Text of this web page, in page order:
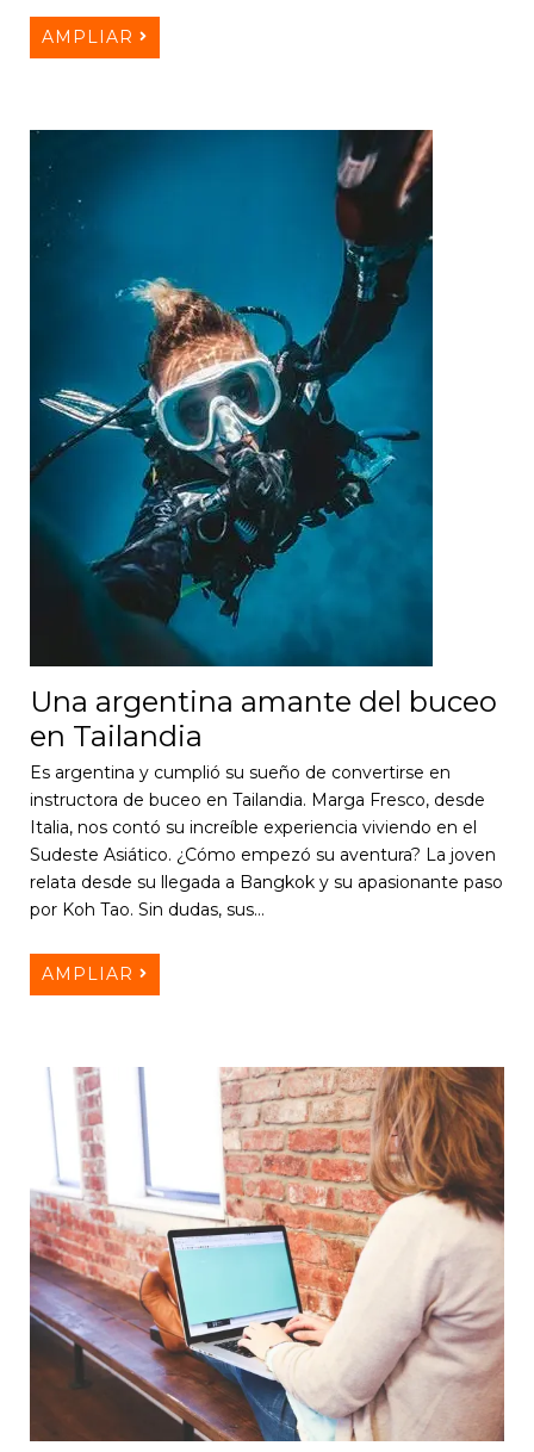
AMPLIAR
Una argentina amante del buceo
en Tailandia
Es argentina y cumplió su sueño de convertirse en
instructora de buceo en Tailandia. Marga Fresco, desde
Italia, nos contó su increíble experiencia viviendo en el
Sudeste Asiático. ¿Cómo empezó su aventura? La joven
relata desde su llegada a Bangkok y su apasionante paso
por Koh Tao. Sin dudas, sus…
AMPLIAR